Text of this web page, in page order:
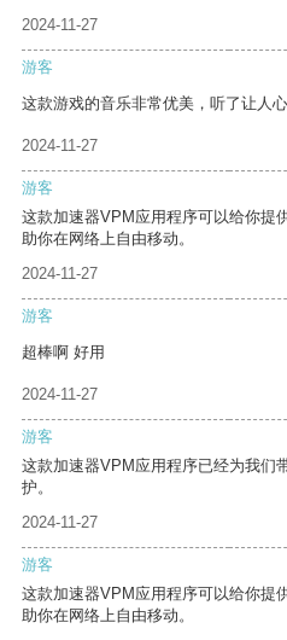
2024-11-27
游客
这款游戏的音乐非常优美，听了让人心
2024-11-27
游客
这款加速器VPM应用程序可以给你提
助你在网络上自由移动。
2024-11-27
游客
超棒啊 好用
2024-11-27
游客
这款加速器VPM应用程序已经为我们
护。
2024-11-27
游客
这款加速器VPM应用程序可以给你提
助你在网络上自由移动。